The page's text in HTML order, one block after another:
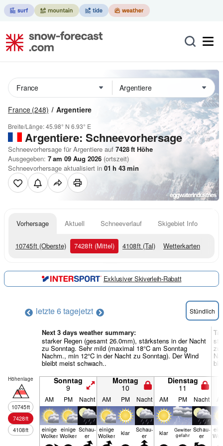
France (248) Argentiere
Breite/Länge:45.98° N 6.93° E
Argentiere: Schneevorhersage
Schneevorhersage für Argentiere auf 7428ft Höhe
Ausgegeben: 7 am 09 Aug 2026 (ortszeit)
Schneevorhersage aktualisiert in 01 h 43min
Vorhersage Aktuell Schneeverlauf Skigebiet Info
10745ft (Oberste) 7428ft (Mittel) 4108ft (Tal) Wetterkarten
Exklusiver Skiverleih-Rabatt
letzte 6 tagejetzt Stündlich
Next 3 days weather summary:
starker Regen (gesamt 26.0mm), stärkstens in der Nacht
zu Sonntag. Sehr mild (maximal 18°C am Sonntag
Nachm., min 12°C in der Nacht zu Sonntag). Der Wind
bleibt meist schwach..
zu
Höhenlage
10745ft
7428ft
4108ft
Sonntag
9
Montag
10
Dienstag
11
AM PM Nacht AM PM Nacht AM PM Nacht
einige
Wolken
einige
Wolken
Schau­
er
einige
Wolken klar Schau­
er klar
Gewitter
gefahr
Schau­
er